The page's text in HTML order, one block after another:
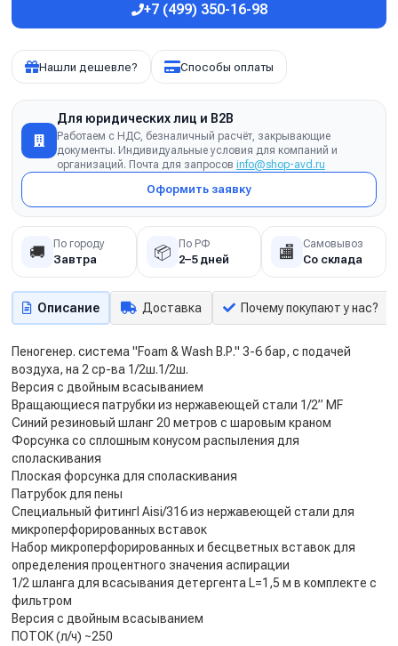
+7 (499) 350-16-98
Нашли дешевле? Способы оплаты
Для юридических лиц и B2B
Работаем с НДС, безналичный расчёт, закрывающие
документы. Индивидуальные условия для компаний и
организаций. Почта для запросов info@shop-avd.ru
Оформить заявку
🚚 По городу
Завтра 📦 По РФ
2–5 дней 🏬 Самовывоз
Со склада
Описание Доставка Почему покупают у нас?
Пеногенер. система "Foam & Wash B.Р." 3-6 бар, с подачей
воздуха, на 2 ср-ва 1/2ш.1/2ш.
Версия с двойным всасыванием
Вращающиеся патрубки из нержавеющей стали 1/2” MF
Синий резиновый шланг 20 метров с шаровым краном
Форсунка со сплошным конусом распыления для
споласкивания
Плоская форсунка для споласкивания
Патрубок для пены
Специальный фитингl Aisi/316 из нержавеющей стали для
микроперфорированных вставок
Набор микроперфорированных и бесцветных вставок для
определения процентного значения аспирации
1/2 шланга для всасывания детергента L=1,5 м в комплекте с
фильтром
Версия с двойным всасыванием
ПОТОК (л/ч) ~250